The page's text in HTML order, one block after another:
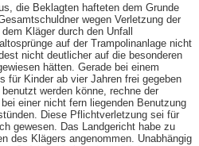
die Beklagten hafteten dem Grunde
wegen Verletzung der
Kläger durch den Unfall
auf der Trampolinanlage nicht
nicht deutlicher auf die besonderen
hätten. Gerade bei einem
für Kinder ab vier Jahren frei gegeben
werden könne, rechne der
einer nicht fern liegenden Benutzung
Diese Pflichtverletzung sei für
gewesen. Das Landgericht habe zu
des Klägers angenommen. Unabhängig